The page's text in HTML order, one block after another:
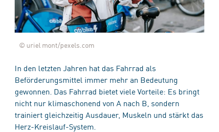
© uriel mont/pexels.com
In den letzten Jahren hat das Fahrrad als
Beförderungsmittel immer mehr an Bedeutung
gewonnen. Das Fahrrad bietet viele Vorteile: Es bringt
nicht nur klimaschonend von A nach B, sondern
trainiert gleichzeitig Ausdauer, Muskeln und stärkt das
Herz-Kreislauf-System.